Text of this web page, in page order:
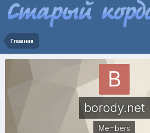
Главная
borody.net
Members